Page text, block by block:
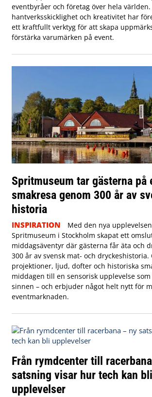
eventbyråer och företag över hela världen.
hantverksskicklighet och kreativitet har
ett kraftfullt verktyg för att skapa
förstärka varumärken på event.
Spritmuseum tar gästerna på
smakresa genom 300 år av
historia
INSPIRATION
Med den nya
Spritmuseum i Stockholm skapat ett
middagsäventyr där gästerna får äta och
300 år av svensk mat- och dryckeshistoria.
projektioner, ljud, dofter och historiska
middagen till en sensorisk upplevelse
sinnen – och erbjuder något helt nytt för
eventmarknaden.
Från rymdcenter till
satsning visar hur tech kan bli
upplevelser